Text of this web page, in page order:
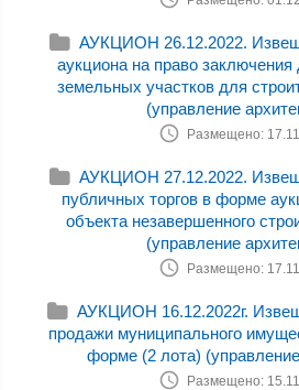
АУКЦИОН 26.12.2022.
аукциона на право заключения
земельных участков для
(управление
Размещено:
АУКЦИОН 27.12.2022.
публичных торгов в форме
объекта незавершенного
(управление
Размещено:
АУКЦИОН 16.12.2022г.
продажи муниципального
форме (2 лота)
Размещено: